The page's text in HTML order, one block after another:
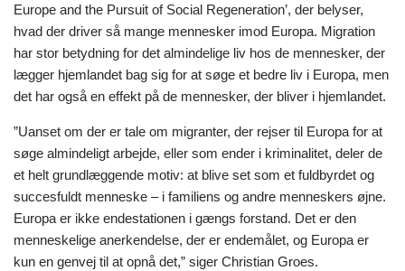
Europe and the Pursuit of Social Regeneration’, der belyser,
hvad der driver så mange mennesker imod Europa. Migration
har stor betydning for det almindelige liv hos de mennesker, der
lægger hjemlandet bag sig for at søge et bedre liv i Europa, men
det har også en effekt på de mennesker, der bliver i hjemlandet.
”Uanset om der er tale om migranter, der rejser til Europa for at
søge almindeligt arbejde, eller som ender i kriminalitet, deler de
et helt grundlæggende motiv: at blive set som et fuldbyrdet og
succesfuldt menneske – i familiens og andre menneskers øjne.
Europa er ikke endestationen i gængs forstand. Det er den
menneskelige anerkendelse, der er endemålet, og Europa er
kun en genvej til at opnå det,” siger Christian Groes.